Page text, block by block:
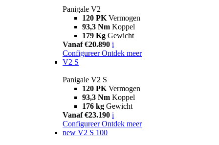
Panigale V2
120 PK Vermogen
93,3 Nm Koppel
179 Kg Gewicht
Vanaf €20.890 i
Configureer Ontdek meer
V2 S
Panigale V2 S
120 PK Vermogen
93,3 Nm Koppel
176 kg Gewicht
Vanaf €23.190 i
Configureer Ontdek meer
new V2 S 100